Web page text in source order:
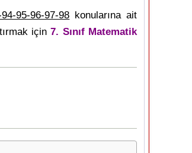
95-96-97-98 konularına ait
için7. Sınıf Matematik